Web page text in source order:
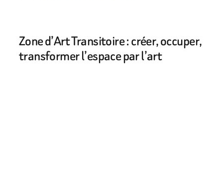
Zone d’Art Transitoire : créer, occuper,
transformer l’espace par l’art